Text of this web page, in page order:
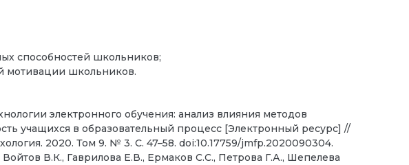
способностей школьников;
мотивации школьников.
электронного обучения: анализ влияния методов
учащихся в образовательный процесс [Электронный ресурс] //
2020. Том 9. № 3. С. 47–58. doi:10.17759/jmfp.2020090304.
В.К., Гаврилова Е.В., Ермаков С.С., Петрова Г.А., Шепелева